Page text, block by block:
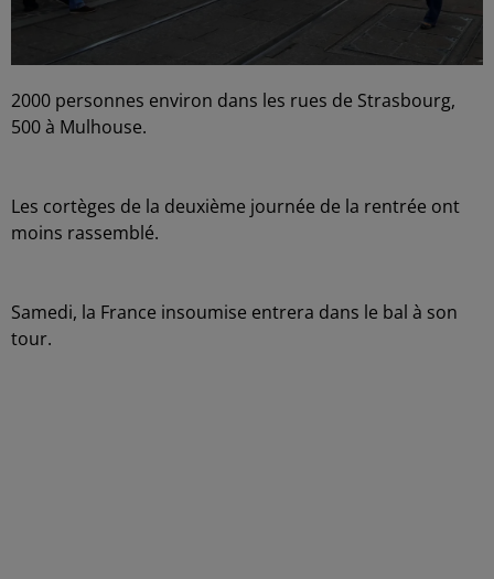
2000 personnes environ dans les rues de Strasbourg,
500 à Mulhouse.
Les cortèges de la deuxième journée de la rentrée ont
moins rassemblé.
Samedi, la France insoumise entrera dans le bal à son
tour.